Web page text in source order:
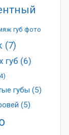
губ фото
(7)
губ (6)
губы (5)
(5)